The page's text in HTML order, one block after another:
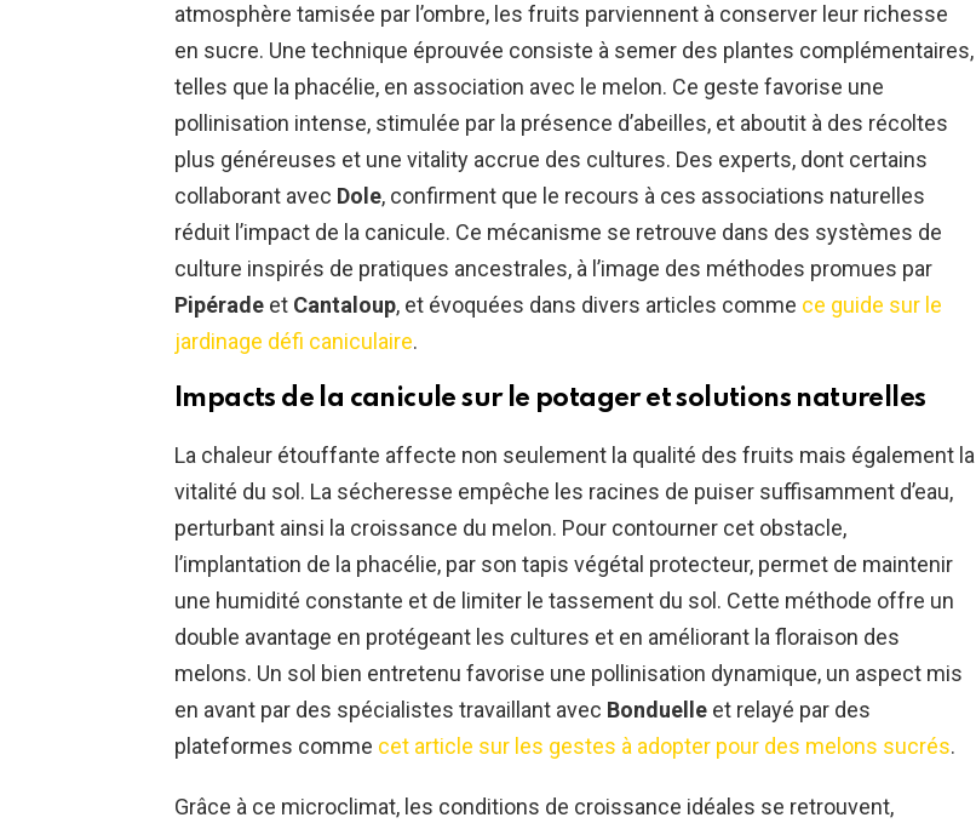
atmosphère tamisée par l’ombre, les fruits parviennent à conserver leur richesse
en sucre. Une technique éprouvée consiste à semer des plantes complémentaires,
telles que la phacélie, en association avec le melon. Ce geste favorise une
pollinisation intense, stimulée par la présence d’abeilles, et aboutit à des récoltes
plus généreuses et une vitality accrue des cultures. Des experts, dont certains
collaborant avec Dole, confirment que le recours à ces associations naturelles
réduit l’impact de la canicule. Ce mécanisme se retrouve dans des systèmes de
culture inspirés de pratiques ancestrales, à l’image des méthodes promues par
Pipérade et Cantaloup, et évoquées dans divers articles comme ce guide sur le
jardinage défi caniculaire.
Impacts de la canicule sur le potager et solutions naturelles
La chaleur étouffante affecte non seulement la qualité des fruits mais également la
vitalité du sol. La sécheresse empêche les racines de puiser suffisamment d’eau,
perturbant ainsi la croissance du melon. Pour contourner cet obstacle,
l’implantation de la phacélie, par son tapis végétal protecteur, permet de maintenir
une humidité constante et de limiter le tassement du sol. Cette méthode offre un
double avantage en protégeant les cultures et en améliorant la floraison des
melons. Un sol bien entretenu favorise une pollinisation dynamique, un aspect mis
en avant par des spécialistes travaillant avec Bonduelle et relayé par des
plateformes comme cet article sur les gestes à adopter pour des melons sucrés.
Grâce à ce microclimat, les conditions de croissance idéales se retrouvent,